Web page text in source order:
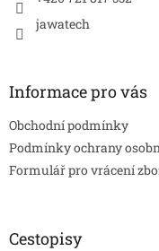
jawatech
Informace pro vás
Obchodní podmínky
Podmínky ochrany
Formulář pro vrácení
Cestopisy